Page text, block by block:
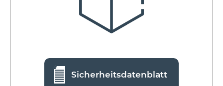
Sicherheitsdatenblatt